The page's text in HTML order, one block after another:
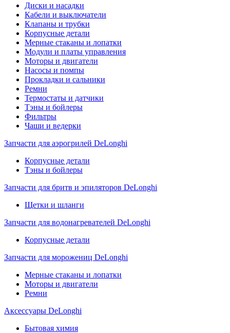
Диски и насадки
Кабели и выключатели
Клапаны и трубки
Корпусные детали
Мерные стаканы и лопатки
Модули и платы управления
Моторы и двигатели
Насосы и помпы
Прокладки и сальники
Ремни
Термостаты и датчики
Тэны и бойлеры
Фильтры
Чаши и ведерки
Запчасти для аэрогрилей DeLonghi
Корпусные детали
Тэны и бойлеры
Запчасти для бритв и эпиляторов DeLonghi
Щетки и шланги
Запчасти для водонагревателей DeLonghi
Корпусные детали
Запчасти для морожениц DeLonghi
Мерные стаканы и лопатки
Моторы и двигатели
Ремни
Аксессуары DeLonghi
Бытовая химия